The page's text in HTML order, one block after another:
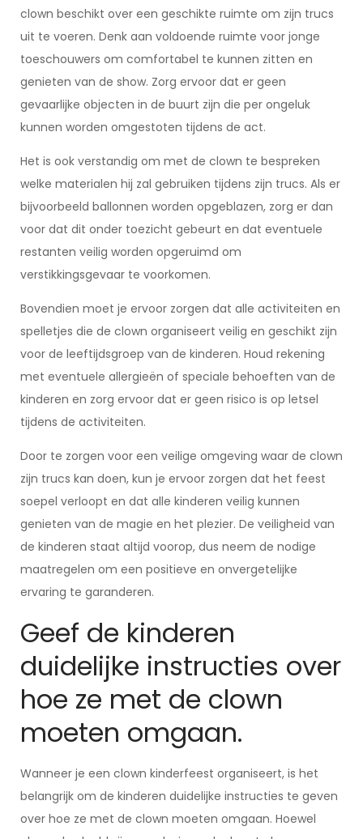
clown beschikt over een geschikte ruimte om zijn trucs
uit te voeren. Denk aan voldoende ruimte voor jonge
toeschouwers om comfortabel te kunnen zitten en
genieten van de show. Zorg ervoor dat er geen
gevaarlijke objecten in de buurt zijn die per ongeluk
kunnen worden omgestoten tijdens de act.
Het is ook verstandig om met de clown te bespreken
welke materialen hij zal gebruiken tijdens zijn trucs. Als er
bijvoorbeeld ballonnen worden opgeblazen, zorg er dan
voor dat dit onder toezicht gebeurt en dat eventuele
restanten veilig worden opgeruimd om
verstikkingsgevaar te voorkomen.
Bovendien moet je ervoor zorgen dat alle activiteiten en
spelletjes die de clown organiseert veilig en geschikt zijn
voor de leeftijdsgroep van de kinderen. Houd rekening
met eventuele allergieën of speciale behoeften van de
kinderen en zorg ervoor dat er geen risico is op letsel
tijdens de activiteiten.
Door te zorgen voor een veilige omgeving waar de clown
zijn trucs kan doen, kun je ervoor zorgen dat het feest
soepel verloopt en dat alle kinderen veilig kunnen
genieten van de magie en het plezier. De veiligheid van
de kinderen staat altijd voorop, dus neem de nodige
maatregelen om een positieve en onvergetelijke
ervaring te garanderen.
Geef de kinderen
duidelijke instructies over
hoe ze met de clown
moeten omgaan.
Wanneer je een clown kinderfeest organiseert, is het
belangrijk om de kinderen duidelijke instructies te geven
over hoe ze met de clown moeten omgaan. Hoewel